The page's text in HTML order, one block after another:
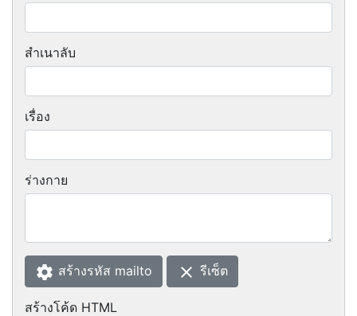
สำเนาลับ
เรื่อง
ร่างกาย
settings สร้างรหัส mailto clear รีเซ็ต
สร้างโค้ด HTML